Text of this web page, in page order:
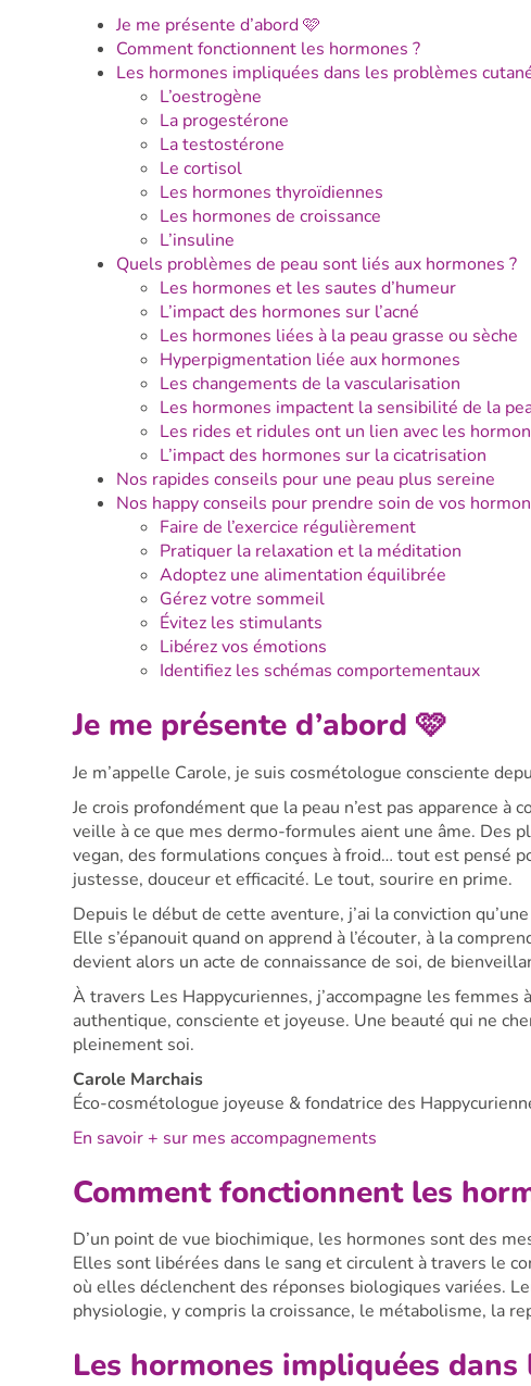
Je me présente d’abord 🩷
Comment fonctionnent les hormones ?
Les hormones impliquées dans les problèmes
L’oestrogène
La progestérone
La testostérone
Le cortisol
Les hormones thyroïdiennes
Les hormones de croissance
L’insuline
Quels problèmes de peau sont liés aux hormones ?
Les hormones et les sautes d’humeur
L’impact des hormones sur l’acné
Les hormones liées à la peau grasse ou sèche
Hyperpigmentation liée aux hormones
Les changements de la vascularisation
Les hormones impactent la sensibilité de la
Les rides et ridules ont un lien avec les
L’impact des hormones sur la cicatrisation
Nos rapides conseils pour une peau plus sereine
Nos happy conseils pour prendre soin de vos
Faire de l’exercice régulièrement
Pratiquer la relaxation et la méditation
Adoptez une alimentation équilibrée
Gérez votre sommeil
Évitez les stimulants
Libérez vos émotions
Identifiez les schémas comportementaux
Je me présente d’abord 🩷
Je m’appelle Carole, je suis cosmétologue consciente
Je crois profondément que la peau n’est pas apparence à
veille à ce que mes dermo-formules aient une âme. Des
vegan, des formulations conçues à froid… tout est pensé
justesse, douceur et efficacité. Le tout, sourire en prime.
Depuis le début de cette aventure, j’ai la conviction
Elle s’épanouit quand on apprend à l’écouter, à la
devient alors un acte de connaissance de soi, de
À travers Les Happycuriennes, j’accompagne les
authentique, consciente et joyeuse. Une beauté qui ne
pleinement soi.
Carole Marchais
Éco-cosmétologue joyeuse & fondatrice des
En savoir + sur mes accompagnements
Comment fonctionnent les
D’un point de vue biochimique, les hormones sont des
Elles sont libérées dans le sang et circulent à travers le
où elles déclenchent des réponses biologiques variées.
physiologie, y compris la croissance, le métabolisme, la
Les hormones impliquées